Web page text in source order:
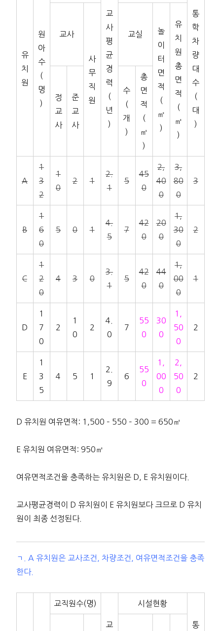
유
치
원
원
아
수
(
명
)
교
사
평
균
경
력
(
년
)
통
학
차
량
대
수
(
대
)
교사
사
무
직
원
교실
놀
이
터
면
적
(
㎡
)
유
치
원
총
면
적
(
㎡
)
정
교
사
준
교
사
수
(
개
)
총
면
적
(
㎡
)
A
1
3
2
1
0
2 1
2.
1
5
45
0
2,
40
0
3,
80
0
3
B
1
6
0
5 0 1
4.
5
7
42
0
20
0
1,
30
0
2
C
1
2
0
4 3 0
3.
1
5
42
0
44
0
1,
00
0
1
D
1
7
0
2
1
0
2
4.
0
7
55
0
30
0
1,
50
0
2
E
1
3
5
4 5 1
2.
9
6
55
0
1,
00
0
2,
50
0
2
D 유치원 여유면적: 1,500 – 550 – 300 = 650㎡
E 유치원 여유면적: 950㎡
여유면적조건을 충족하는 유치원은 D, E 유치원이다.
교사평균경력이 D 유치원이 E 유치원보다 크므로 D 유치
원이 최종 선정된다.
ㄱ. A 유치원은 교사조건, 차량조건, 여유면적조건을 충족
한다.
교직원수(명)
교
시설현황
통